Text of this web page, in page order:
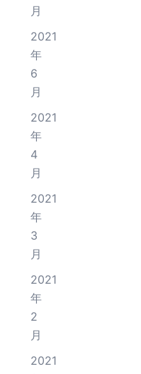
月
2021
年
6
月
2021
年
4
月
2021
年
3
月
2021
年
2
月
2021